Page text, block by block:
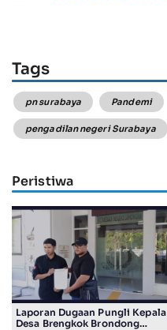
Tags
pn surabaya Pandemi
pengadilan negeri Surabaya
Peristiwa
Laporan Dugaan Pungli Kepala
Desa Brengkok Brondong